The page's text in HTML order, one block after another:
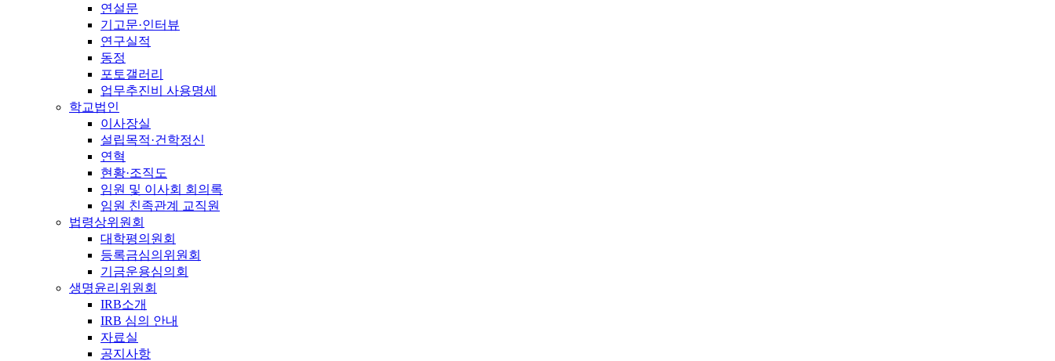
연설문
기고문·인터뷰
연구실적
동정
포토갤러리
업무추진비 사용명세
학교법인
이사장실
설립목적·건학정신
연혁
현황·조직도
임원 및 이사회 회의록
임원 친족관계 교직원
법령상위원회
대학평의원회
등록금심의위원회
기금운용심의회
생명윤리위원회
IRB소개
IRB 심의 안내
자료실
공지사항